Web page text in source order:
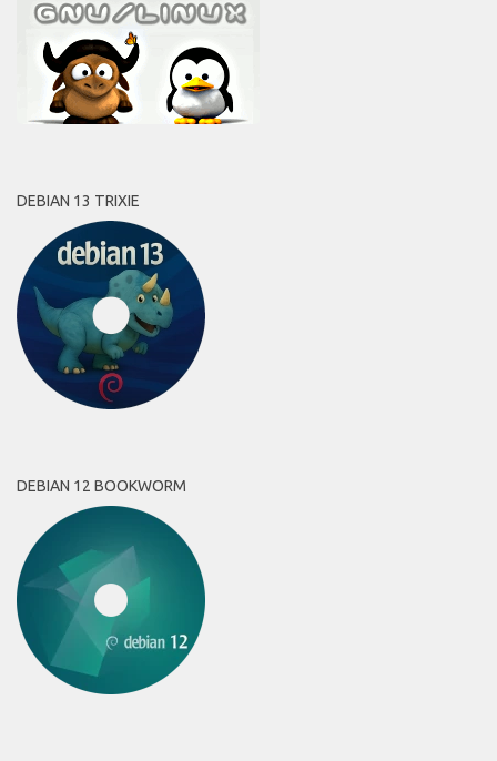
DEBIAN 13 TRIXIE
DEBIAN 12 BOOKWORM